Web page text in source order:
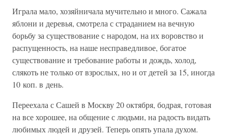
Играла мало, хозяйничала мучительно и много. Сажала
яблони и деревья, смотрела с страданием на вечную
борьбу за существование с народом, на их воровство и
распущенность, на наше несправедливое, богатое
существование и требование работы и дождь, холод,
слякоть не только от взрослых, но и от детей за 15, иногда
10 коп. в день.
Переехала с Сашей в Москву 20 октября, бодрая, готовая
на все хорошее, на общение с людьми, на радость видать
любимых людей и друзей. Теперь опять упала духом.